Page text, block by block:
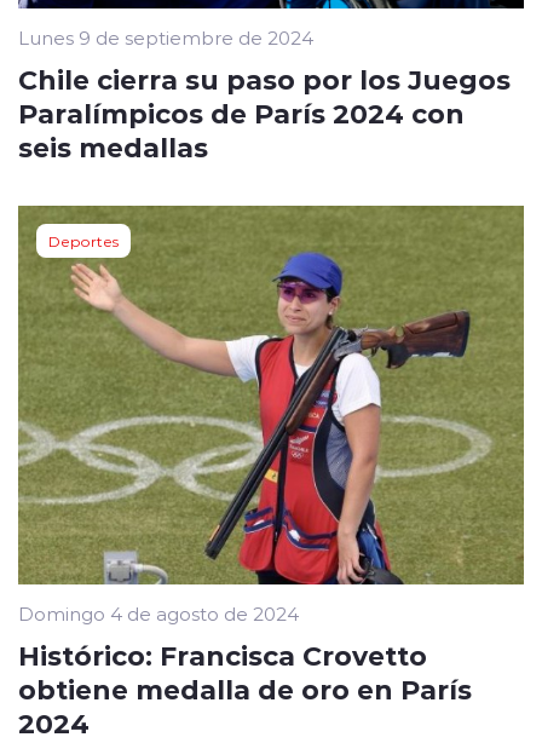
Lunes 9 de septiembre de 2024
Chile cierra su paso por los Juegos
Paralímpicos de París 2024 con
seis medallas
Deportes
Domingo 4 de agosto de 2024
Histórico: Francisca Crovetto
obtiene medalla de oro en París
2024